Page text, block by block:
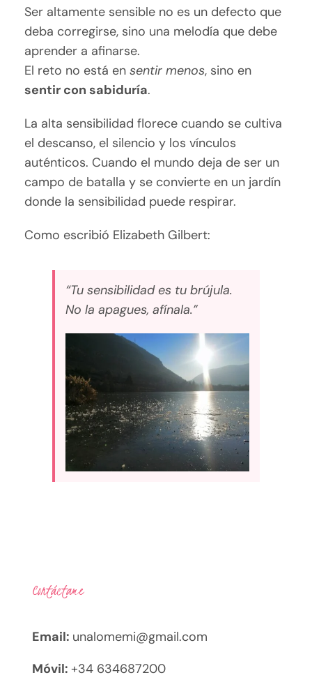
Ser altamente sensible no es un defecto que
deba corregirse, sino una melodía que debe
aprender a afinarse.
El reto no está ensentir menos, sino en
sentir con sabiduría.
La alta sensibilidad florece cuando se cultiva
el descanso, el silencio y los vínculos
auténticos. Cuando el mundo deja de ser un
campo de batalla y se convierte en un jardín
donde la sensibilidad puede respirar.
Como escribió Elizabeth Gilbert:
“Tu sensibilidad es tu brújula.
No la apagues, afínala.”
Contáctame
Email: unalomemi@gmail.com
Móvil: +34 634687200